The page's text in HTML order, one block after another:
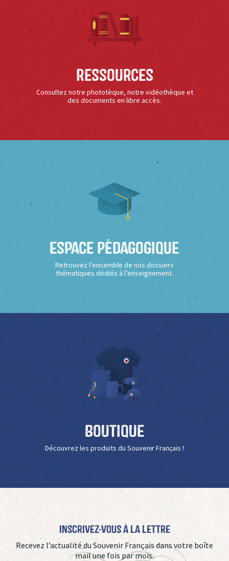
Ressources
Consultez notre phototèque, notre vidéothèque et
des documents en libre accès.
Espace Pédagogique
Retrouvez l’ensemble de nos dossiers
thématiques dédiés à l’enseignement.
Boutique
Découvrez les produits du Souvenir Français !
Inscrivez-vous à La Lettre
Recevez l’actualité du Souvenir Français dans votre boîte
mail une fois par mois.